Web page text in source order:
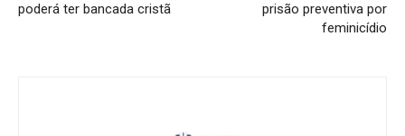
poderá ter bancada cristã
prisão preventiva por
feminicídio